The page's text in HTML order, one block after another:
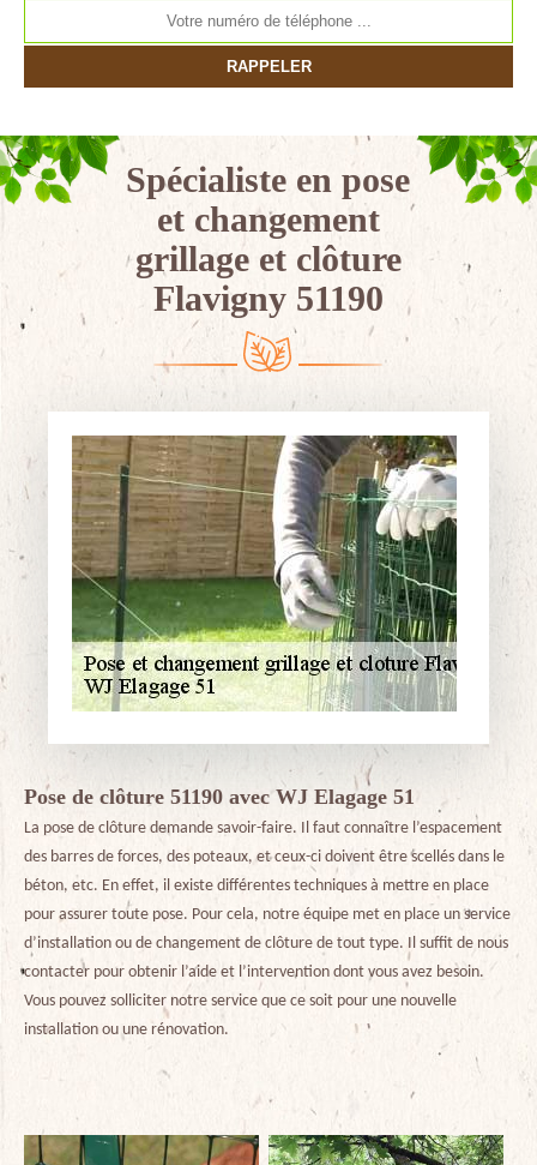
Spécialiste en pose
et changement
grillage et clôture
Flavigny 51190
Pose de clôture 51190 avec WJ Elagage 51
La pose de clôture demande savoir-faire. Il faut connaître l’espacement
des barres de forces, des poteaux, et ceux-ci doivent être scellés dans le
béton, etc. En effet, il existe différentes techniques à mettre en place
pour assurer toute pose. Pour cela, notre équipe met en place un service
d’installation ou de changement de clôture de tout type. Il suffit de nous
contacter pour obtenir l’aide et l’intervention dont vous avez besoin.
Vous pouvez solliciter notre service que ce soit pour une nouvelle
installation ou une rénovation.